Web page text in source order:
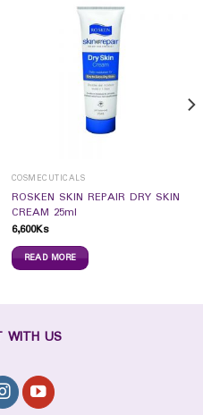
COSMECUTICALS
ROSKEN SKIN REPAIR DRY SKIN
CREAM 25ml
6,600Ks
READ MORE
WITH US